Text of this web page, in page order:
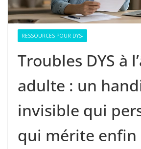
RESSOURCES POUR DYS-
Troubles DYS à
adulte : un
invisible qui
qui mérite enfin